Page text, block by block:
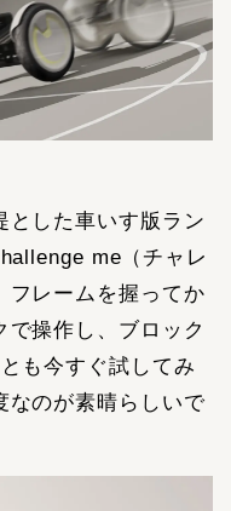
とした車いす版ラン
me（チャレ
フレームを握ってか
で操作し、ブロック
も今すぐ試してみ
なのが素晴らしいで